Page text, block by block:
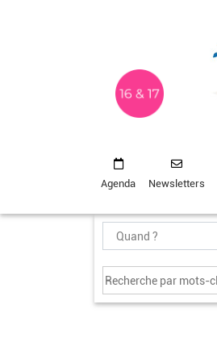
Agenda Newsletters